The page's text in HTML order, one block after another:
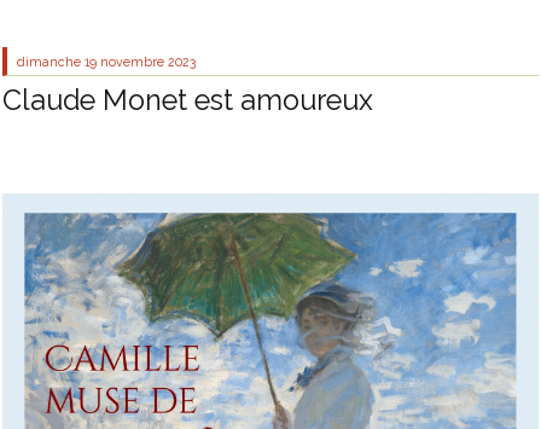
dimanche 19 novembre 2023
Claude Monet est amoureux